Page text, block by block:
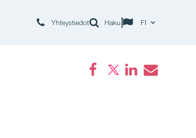
Yhteystiedot Haku FI